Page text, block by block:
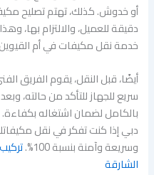
أو خدوش. كذلك، تهتم تصليح
دقيقة للعميل، والالتزام
خدمة نقل مكيفات في أم
أيضًا، قبل النقل، يقوم
سريع للجهاز للتأكد من حالته،
بالكامل لضمان اشتغاله بكفاءة.
دبي إذا كنت تفكر في نقل
وسريعة وآمنة بنسبة 100%.
الشارقة